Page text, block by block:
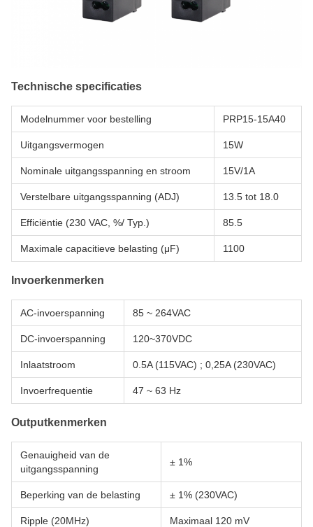
Technische specificaties
Modelnummer voor bestelling PRP15-15A40
Uitgangsvermogen 15W
Nominale uitgangsspanning en stroom 15V/1A
Verstelbare uitgangsspanning (ADJ) 13.5 tot 18.0
Efficiëntie (230 VAC, %/ Typ.) 85.5
Maximale capacitieve belasting (μF) 1100
Invoerkenmerken
AC-invoerspanning 85 ~ 264VAC
DC-invoerspanning 120~370VDC
Inlaatstroom 0.5A (115VAC) ; 0,25A (230VAC)
Invoerfrequentie 47 ~ 63 Hz
Outputkenmerken
Genauigheid van de
uitgangsspanning
± 1%
Beperking van de belasting ± 1% (230VAC)
Ripple (20MHz) Maximaal 120 mV